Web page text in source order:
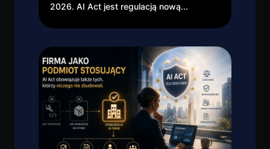
2026. AI Act jest regulacją nową...